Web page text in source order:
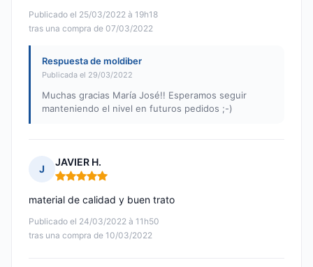
Publicado el 25/03/2022 à 19h18
tras una compra de 07/03/2022
Respuesta de moldiber
Publicada el 29/03/2022
Muchas gracias María José!! Esperamos seguir
manteniendo el nivel en futuros pedidos ;-)
J
JAVIER H.
Nota: 5 de 5
Publicado el 24/03/2022 à 11h50
tras una compra de 10/03/2022
material de calidad y buen trato